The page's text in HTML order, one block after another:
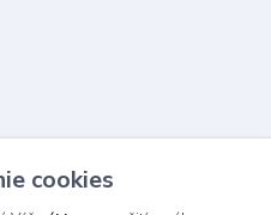
cookies